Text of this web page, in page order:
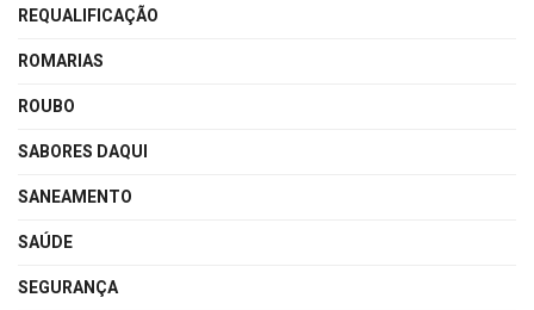
REQUALIFICAÇÃO
ROMARIAS
ROUBO
SABORES DAQUI
SANEAMENTO
SAÚDE
SEGURANÇA